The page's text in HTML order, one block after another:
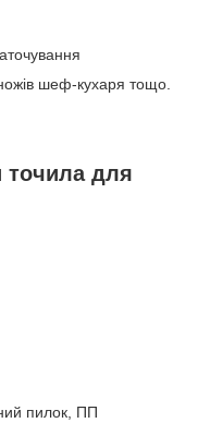
шеф-кухаря тощо.
точила для
пилок, ПП